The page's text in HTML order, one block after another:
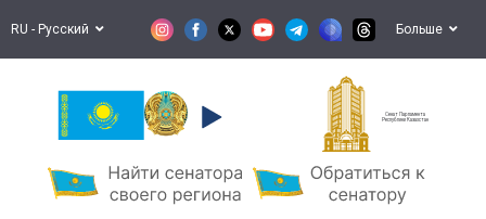
RU - Русский Больше
Сенат Парламента
Республики Казахстан